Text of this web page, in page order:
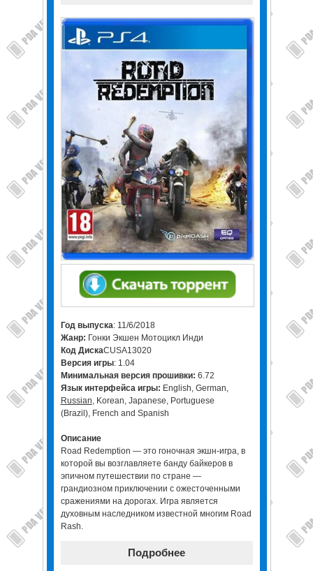
Год выпуска: 11/6/2018
Жанр: Гонки Экшен Мотоцикл Инди
Код ДискаCUSA13020
Версия игры: 1.04
Минимальная версия прошивки: 6.72
Язык интерфейса игры: English, German,
Russian, Korean, Japanese, Portuguese
(Brazil), French and Spanish
Описание
Road Redemption — это гоночная экшн-игра, в
которой вы возглавляете банду байкеров в
эпичном путешествии по стране —
грандиозном приключении с ожесточенными
сражениями на дорогах. Игра является
духовным наследником известной многим Road
Rash.
Подробнее